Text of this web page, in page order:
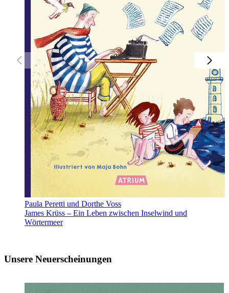
Paula Peretti und Dorthe Voss
James Krüss – Ein Leben zwischen Inselwind und
Wörtermeer
Unsere Neuerscheinungen